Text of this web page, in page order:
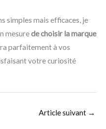
simples mais efficaces, je
mesurede choisir la marque
parfaitement à vos
votre curiosité
Article suivant →